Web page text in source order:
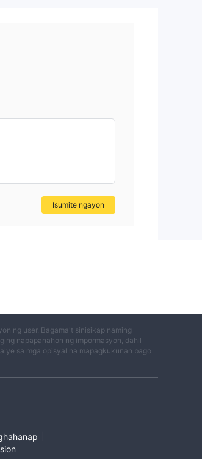
Isumite ngayon
ng user. Bagama't sinisikap naming
napapanahon ng impormasyon, dahil
sa mga opisyal na mapagkukunan bago